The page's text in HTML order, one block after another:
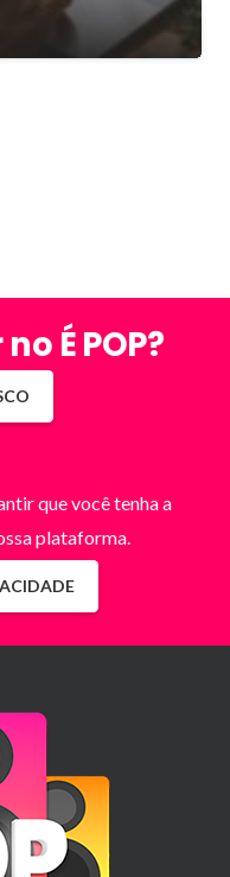
É POP?
que você tenha a
plataforma.